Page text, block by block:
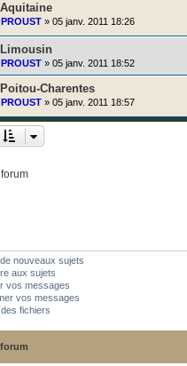
» 05 janv. 2011 18:26
» 05 janv. 2011 18:52
Charentes
» 05 janv. 2011 18:57
nouveaux sujets
aux sujets
vos messages
vos messages
fichiers